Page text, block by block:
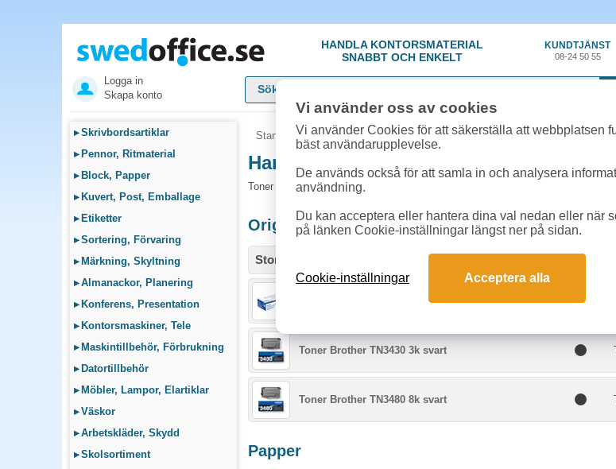
HANDLA KONTORSMATERIAL
SNABBT OCH ENKELT
KUNDTJÄNST
08-24 50 55
Logga in
Skapa konto
▸Skrivbordsartiklar
▸ Pennor, Ritmaterial
▸ Block, Papper
▸ Kuvert, Post, Emballage
▸ Etiketter
▸Sortering, Förvaring
▸ Märkning, Skyltning
▸Almanackor, Planering
▸ Konferens, Presentation
▸ Kontorsmaskiner, Tele
▸ Maskintillbehör, Förbrukning
▸ Datortillbehör
▸ Möbler, Lampor, Elartiklar
▸Väskor
▸Arbetskläder, Skydd
▸Skolsortiment
Startsida » Sök bläck & toner»Brother HL-L 5100 DNTT
Handla Toner till Brother HL-L 5100
Toner och tillbehör som passar till Brother HL-L 5100 DNTT
Originalprodukter till Brother HL-L 5100 DNTT
Storlek / info Färg
Trumma Brother DR3400 50k
Toner Brother TN3430 3k svart
Toner Brother TN3480 8k svart
Papper
Vi använder oss av cookies
Vi använder Cookies för att säkerställa att webbplatsen
bäst användarupplevelse.
De används också för att samla in och analysera
användning.
Du kan acceptera eller hantera dina val nedan eller när
på länken Cookie-inställningar längst ner på sidan.
Cookie-inställningar Acceptera alla